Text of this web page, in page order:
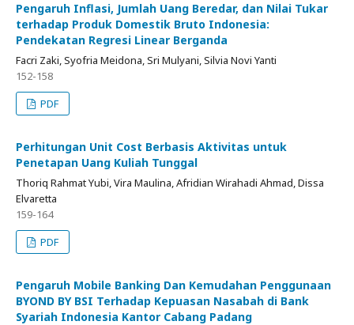
Pengaruh Inflasi, Jumlah Uang Beredar, dan Nilai Tukar
terhadap Produk Domestik Bruto Indonesia:
Pendekatan Regresi Linear Berganda
Facri Zaki, Syofria Meidona, Sri Mulyani, Silvia Novi Yanti
152-158
PDF
Perhitungan Unit Cost Berbasis Aktivitas untuk
Penetapan Uang Kuliah Tunggal
Thoriq Rahmat Yubi, Vira Maulina, Afridian Wirahadi Ahmad, Dissa
Elvaretta
159-164
PDF
Pengaruh Mobile Banking Dan Kemudahan Penggunaan
BYOND BY BSI Terhadap Kepuasan Nasabah di Bank
Syariah Indonesia Kantor Cabang Padang